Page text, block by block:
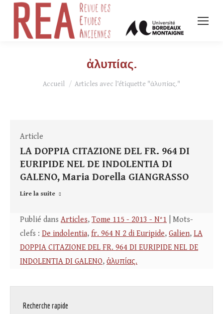
ἀλυπίας.
Vous êtes ici :
Accueil Articles avec l’étiquette "ἀλυπίας."
Article
LA DOPPIA CITAZIONE DEL FR. 964 DI
EURIPIDE NEL DE INDOLENTIA DI
GALENO, Maria Dorella GIANGRASSO
Lire la suite
Publié dans Articles, Tome 115 - 2013 - N°1 | Mots-
clefs : De indolentia, fr. 964 N 2 di Euripide, Galien, LA
DOPPIA CITAZIONE DEL FR. 964 DI EURIPIDE NEL DE
INDOLENTIA DI GALENO, ἀλυπίας.
Recherche rapide